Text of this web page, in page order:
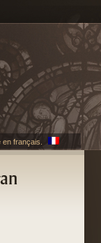
français.